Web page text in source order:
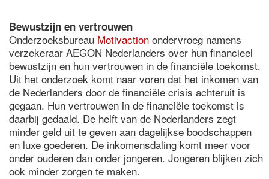
Bewustzijn en vertrouwen
Onderzoeksbureau Motivaction ondervroeg namens
verzekeraar AEGON Nederlanders over hun financieel
bewustzijn en hun vertrouwen in de financiële toekomst.
Uit het onderzoek komt naar voren dat het inkomen van
de Nederlanders door de financiële crisis achteruit is
gegaan. Hun vertrouwen in de financiële toekomst is
daarbij gedaald. De helft van de Nederlanders zegt
minder geld uit te geven aan dagelijkse boodschappen
en luxe goederen. De inkomensdaling komt meer voor
onder ouderen dan onder jongeren. Jongeren blijken zich
ook minder zorgen te maken.